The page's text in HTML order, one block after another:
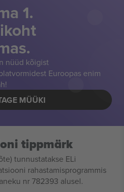
1.
nüüd kõigist
Euroopas enim
MÜÜKI
tippmärk
tunnustatakse ELi
rahastamisprogrammis
nr 782393 alusel.